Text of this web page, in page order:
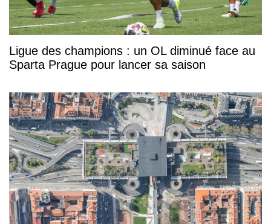
Ligue des champions : un OL diminué face au
Sparta Prague pour lancer sa saison